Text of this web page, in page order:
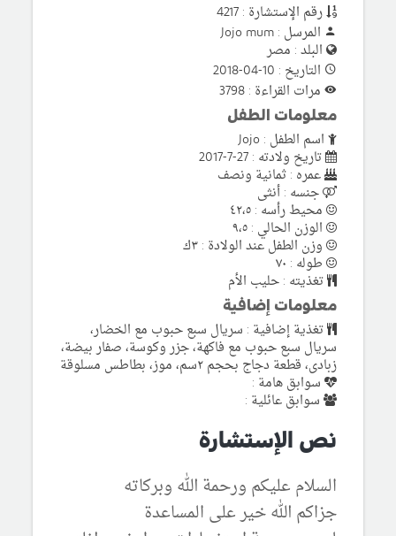
رقم الإستشارة : 4217
المرسل : Jojo mum
البلد : مصر
التاريخ : 10-04-2018
مرات القراءة : 3798
معلومات الطفل
اسم الطفل : Jojo
تاريخ ولادته : 27-7-2017
عمره : ثمانية ونصف
جنسه : أنثى
محيط رأسه : ٤٢،٥
الوزن الحالي : ٩،٥
وزن الطفل عند الولادة : ٣ك
طوله : ٧٠
تغذيته : حليب الأم
معلومات إضافية
تغذية إضافية : سريال سبع حبوب مع الخضار،
سريال سبع حبوب مع فاكهة، جزر وكوسة، صفار بيضة،
زبادى، قطعة دجاج بحجم ٢سم، موز، بطاطس مسلوقة
سوابق هامة :
سوابق عائلية :
نص الإستشارة
السلام عليكم ورحمة الله وبركاته
جزاكم الله خير على المساعدة